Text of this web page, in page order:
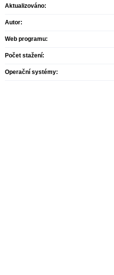
Aktualizováno:
Autor:
Web programu:
Počet stažení:
Operační systémy: